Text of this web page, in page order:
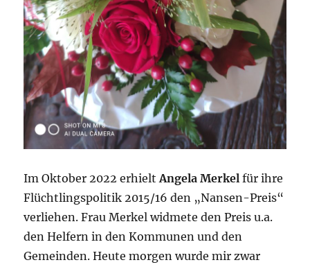
Im Oktober 2022 erhieltAngela Merkel für ihre
Flüchtlingspolitik 2015/16 den „Nansen-Preis“
verliehen. Frau Merkel widmete den Preis u.a.
den Helfern in den Kommunen und den
Gemeinden. Heute morgen wurde mir zwar